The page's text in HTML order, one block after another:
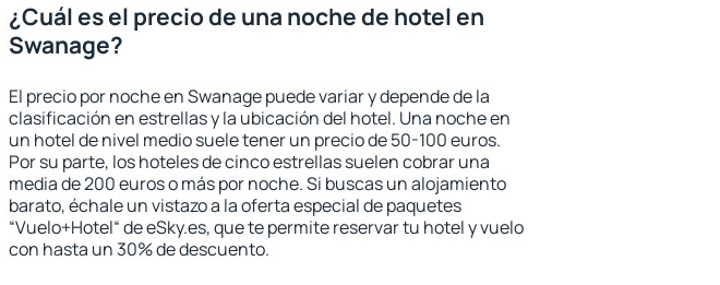
¿Cuál es el precio de una noche de hotel en
Swanage?
El precio por noche en Swanage puede variar y depende de la
clasificación en estrellas y la ubicación del hotel. Una noche en
un hotel de nivel medio suele tener un precio de 50-100 euros.
Por su parte, los hoteles de cinco estrellas suelen cobrar una
media de 200 euros o más por noche. Si buscas un alojamiento
barato, échale un vistazo a la oferta especial de paquetes
“Vuelo+Hotel“ de eSky.es, que te permite reservar tu hotel y vuelo
con hasta un 30% de descuento.